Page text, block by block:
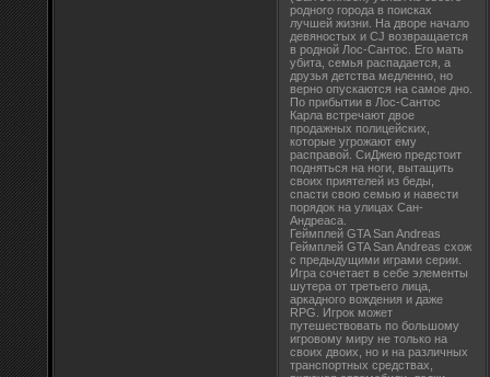
родного города в поисках
лучшей жизни. На дворе начало
девяностых и CJ возвращается
в родной Лос-Сантос. Его мать
убита, семья распадается, а
друзья детства медленно, но
верно опускаются на самое дно.
По прибытии в Лос-Сантос
Карла встречают двое
продажных полицейских,
которые угрожают ему
расправой. СиДжею предстоит
подняться на ноги, вытащить
своих приятелей из беды,
спасти свою семью и навести
порядок на улицах Сан-
Андреаса.
Геймплей GTA San Andreas
Геймплей GTA San Andreas схож
с предыдущими играми серии.
Игра сочетает в себе элементы
шутера от третьего лица,
аркадного вождения и даже
RPG. Игрок может
путешествовать по большому
игровому миру не только на
своих двоих, но и на различных
транспортных средствах,